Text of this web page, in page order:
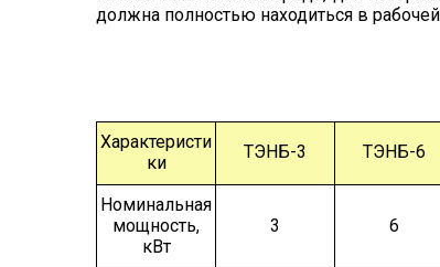
должна полностью находиться в
Характеристи
ки
ТЭНБ-3 ТЭНБ-6
Номинальная
мощность,
кВт
3 6